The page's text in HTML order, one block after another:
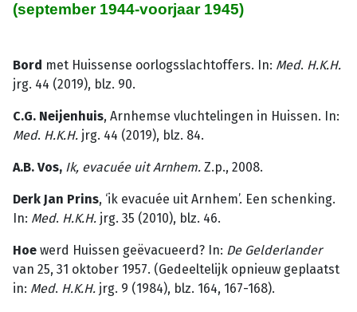
(september 1944-voorjaar 1945)
Bord met Huissense oorlogsslachtoffers. In: Med. H.K.H.
jrg. 44 (2019), blz. 90.
C.G. Neijenhuis, Arnhemse vluchtelingen in Huissen. In:
Med. H.K.H. jrg. 44 (2019), blz. 84.
A.B. Vos, Ik, evacuée uit Arnhem. Z.p., 2008.
Derk Jan Prins, ‘ik evacuée uit Arnhem’. Een schenking.
In: Med. H.K.H. jrg. 35 (2010), blz. 46.
Hoe werd Huissen geëvacueerd? In: De Gelderlander
van 25, 31 oktober 1957. (Gedeeltelijk opnieuw geplaatst
in: Med. H.K.H. jrg. 9 (1984), blz. 164, 167-168).